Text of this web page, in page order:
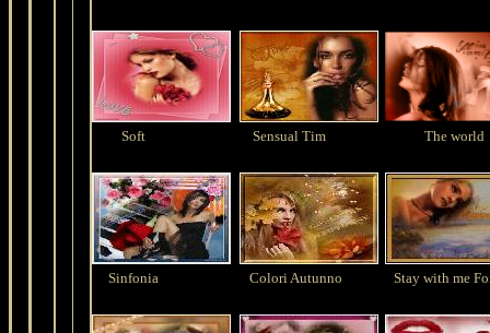
Soft Sensual Tim The world
Sinfonia Colori Autunno Stay with me